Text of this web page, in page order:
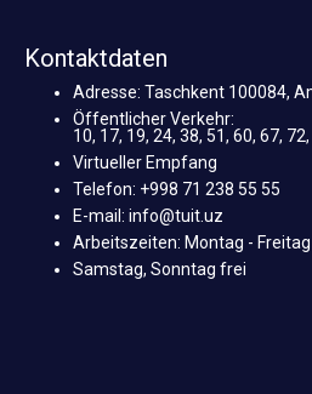
Kontaktdaten
Adresse: Taschkent 100084,
Öffentlicher Verkehr:
10, 17, 19, 24, 38, 51, 60, 67,
Virtueller Empfang
Telefon: +998 71 238 55 55
E-mail: info@tuit.uz
Arbeitszeiten: Montag - Freitag
Samstag, Sonntag frei